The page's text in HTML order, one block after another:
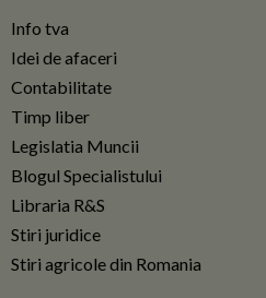
Info tva
Idei de afaceri
Contabilitate
Timp liber
Legislatia Muncii
Blogul Specialistului
Libraria R&S
Stiri juridice
Stiri agricole din Romania